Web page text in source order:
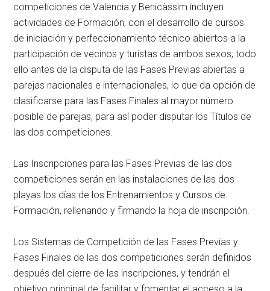
competiciones de Valencia y Benicàssim incluyen
actividades de Formación, con el desarrollo de cursos
de iniciación y perfeccionamiento técnico abiertos a la
participación de vecinos y turistas de ambos sexos; todo
ello antes de la disputa de las Fases Previas abiertas a
parejas nacionales e internacionales, lo que da opción de
clasificarse para las Fases Finales al mayor número
posible de parejas, para así poder disputar los Títulos de
las dos competiciones.
Las Inscripciones para las Fases Previas de las dos
competiciones serán en las instalaciones de las dos
playas los días de los Entrenamientos y Cursos de
Formación, rellenando y firmando la hoja de inscripción.
Los Sistemas de Competición de las Fases Previas y
Fases Finales de las dos competiciones serán definidos
después del cierre de las inscripciones, y tendrán el
objetivo principal de facilitar y fomentar el acceso a la